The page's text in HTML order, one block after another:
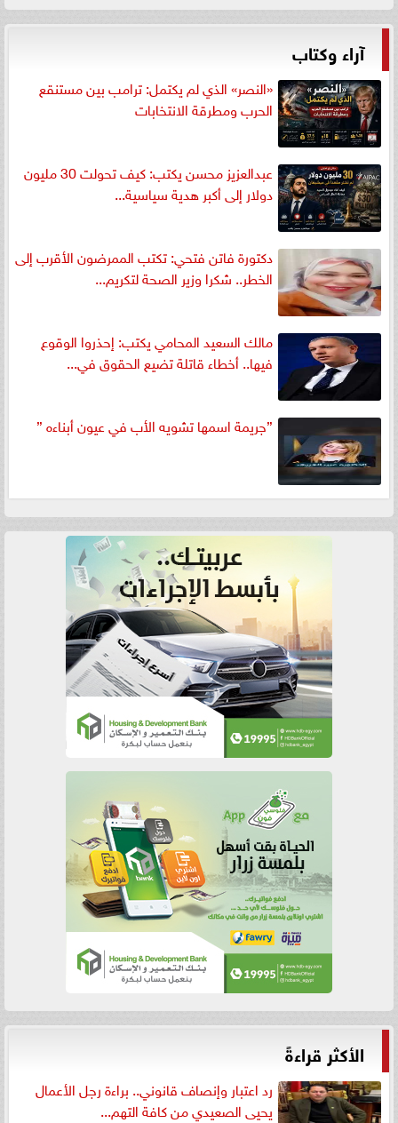
آراء وكتاب
«النصر» الذي لم يكتمل: ترامب بين مستنقع
الحرب ومطرقة الانتخابات
عبدالعزيز محسن يكتب: كيف تحولت 30 مليون
دولار إلى أكبر هدية سياسية...
دكتورة فاتن فتحي: تكتب الممرضون الأقرب إلى
الخطر.. شكرا وزير الصحة لتكريم...
مالك السعيد المحامي يكتب: إحذروا الوقوع
فيها.. أخطاء قاتلة تضيع الحقوق في...
”جريمة اسمها تشويه الأب في عيون أبناءه ”
الأكثر قراءةً
رد اعتبار وإنصاف قانوني.. براءة رجل الأعمال
يحيى الصعيدي من كافة التهم...